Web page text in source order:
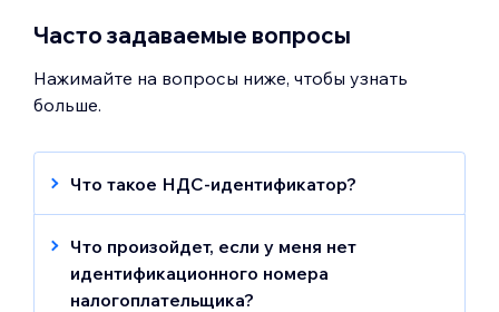
Часто задаваемые вопросы
Нажимайте на вопросы ниже, чтобы узнать
больше.
Что такое НДС-идентификатор?
Налог на добавленную стоимость
(НДС) — это налог на использование или
использование товаров и услуг.
Идентификатор НДС — это 15-значный
Что произойдет, если у меня нет
идентификационного номера
налогоплательщика?